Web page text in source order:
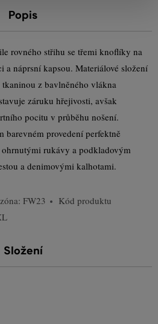
Popis
rovného střihu se třemi knoflíky na
náprsní kapsou. Materiálové složení
z bavlněného vlákna
záruku hřejivosti, avšak
pocitu v průběhu nošení.
barevném provedení perfektně
rukávy a podkladovým
a denimovými kalhotami.
FW23
Kód produktu
Složení